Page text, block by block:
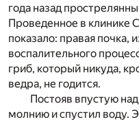
года назад
Проведенное в клинике
показало: правая почка,
воспалительного
гриб, который никуда,
ведра, не годится.
Постояв впустую
молнию и спустил воду.